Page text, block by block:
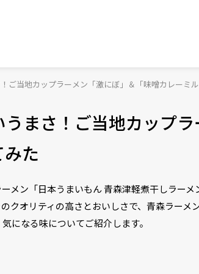
ご当地カップラーメン「激にぼ」＆「味噌カレーミ
まさ！ご当地カップラ
た
メン「日本うまいもん 青森津軽煮干しラー
クオリティの高さとおいしさで、青森ラーメ
になる味についてご紹介します。